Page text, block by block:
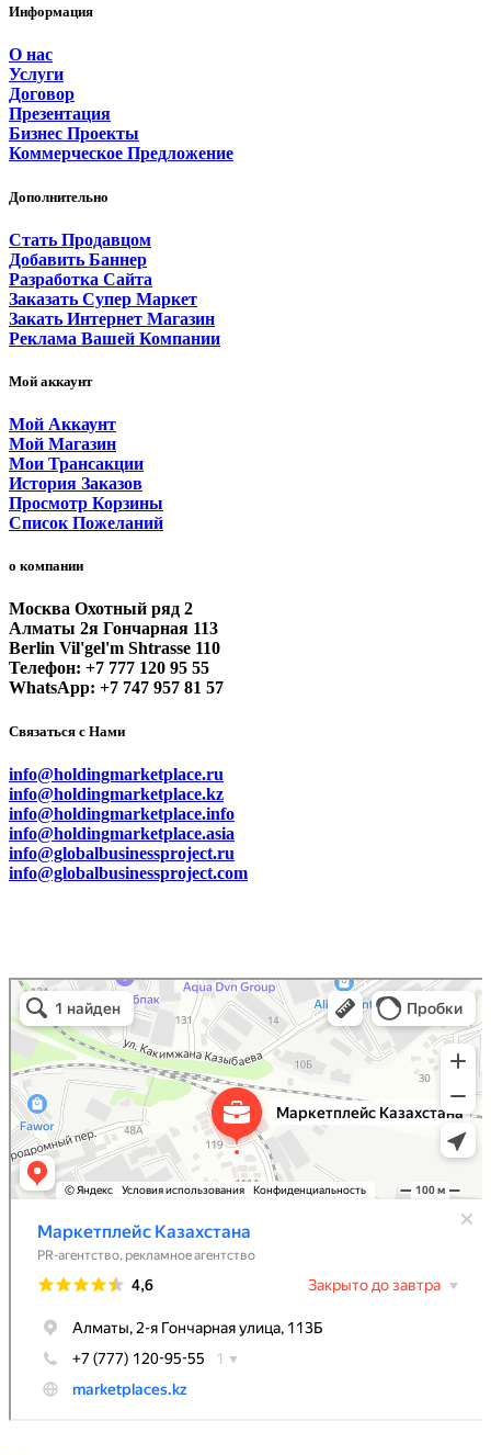
Информация
О нас
Услуги
Договор
Презентация
Бизнес Проекты
Коммерческое Предложение
Дополнительно
Стать Продавцом
Добавить Баннер
Разработка Сайта
Заказать Супер Маркет
Закать Интернет Магазин
Реклама Вашей Компании
Мой аккаунт
Мой Аккаунт
Мой Магазин
Мои Трансакции
История Заказов
Просмотр Корзины
Список Пожеланий
о компании
Москва Охотный ряд 2
Алматы 2я Гончарная 113
Berlin Vil'gel'm Shtrasse 110
Телефон: +7 777 120 95 55
WhatsApp: +7 747 957 81 57
Связаться с Нами
info@holdingmarketplace.ru
info@holdingmarketplace.kz
info@holdingmarketplace.info
info@holdingmarketplace.asia
info@globalbusinessproject.ru
info@globalbusinessproject.com
Маркетплейс Казахстана
Рекламное агентство в Алматы
Информационное агентство в Алматы